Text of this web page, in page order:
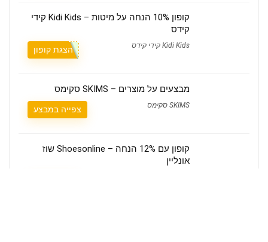
קופון 10% הנחה על מיטות – Kidi Kids קידי
קידס
Kidi Kids קידי קידס הצגת קופון
מבצעים על מוצרים – SKIMS סקימס
SKIMS סקימס צפייה במבצע
קופון עם 12% הנחה – Shoesonline שוז
אונליין